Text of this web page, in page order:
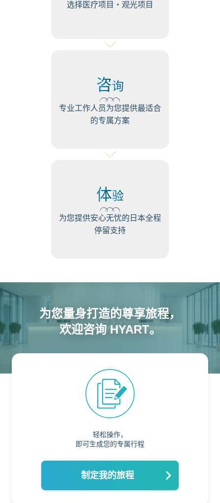
选择医疗项目・观光项目
咨询
专业工作人员为您提供最适合
的专属方案
体验
为您提供安心无忧的日本全程
停留支持
为您量身打造的尊享旅程，
欢迎咨询 HYART。
轻松操作，
即可生成您的专属行程
制定我的旅程